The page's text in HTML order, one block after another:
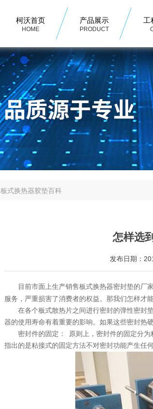
柯沃首页
HOME
产品展示
PRODUCT
工
板式换热器胶垫百科
怎样选
发布日期：
目前市面上生产销售板式换热器密封垫的厂
服务，严重损害了消费者的权益。那我们怎样才
在各个板式散热片之间进行密封的弹性密封
器的使用寿命有着重要的影响。如果这些密
密封件的固定： 原则上，密封件的固定分
指出的是粘接式的固定方法不对密封功能产生